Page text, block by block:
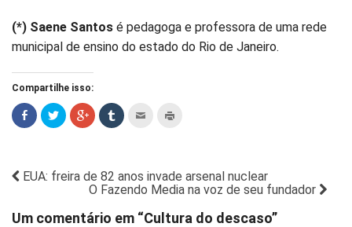
(*) Saene Santos é pedagoga e professora de uma rede
municipal de ensino do estado do Rio de Janeiro.
Compartilhe isso:
EUA: freira de 82 anos invade arsenal nuclear
O Fazendo Media na voz de seu fundador
Um comentário em “Cultura do descaso”